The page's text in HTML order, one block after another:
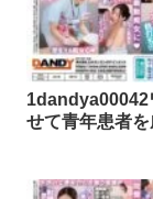
1dandya00042
せて青年患者